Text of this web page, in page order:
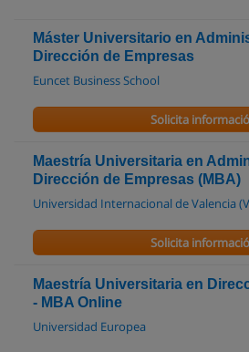
Máster Universitario en
Dirección de Empresas
Euncet Business School
Solicita
Maestría Universitaria en
Dirección de Empresas (MBA)
Universidad Internacional de Valencia
Solicita
Maestría Universitaria en
- MBA Online
Universidad Europea